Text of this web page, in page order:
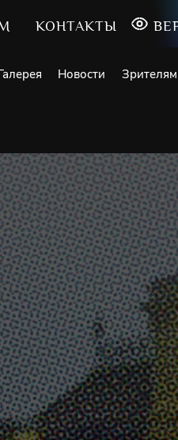
КОНТАКТЫ
Новости Зрителям